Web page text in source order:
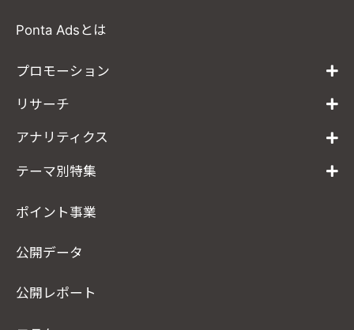
2026.07.28
バファローズ☆
2026.07.31
Ponta Adsとは
プロモーション
リサーチ
アナリティクス
テーマ別特集
ポイント事業
公開データ
公開レポート